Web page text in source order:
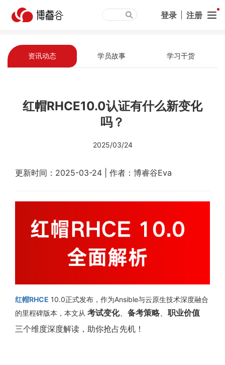
登录 注册
资讯动态 学员故事 学习干货
红帽RHCE10.0认证有什么新变化
吗？
2025/03/24
更新时间：2025-03-24 | 作者：博睿谷Eva
红帽RHCE 10.0正式发布，作为Ansible与云原生技术深度融合
的里程碑版本，本文从 考试变化、 备考策略、 职业价值
三个维度深度解读，助你抢占先机！